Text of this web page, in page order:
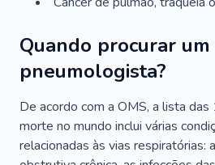
Quando procurar um
pneumologista?
De acordo com a OMS, a lista das
morte no mundo inclui várias
relacionadas às vias respiratórias: